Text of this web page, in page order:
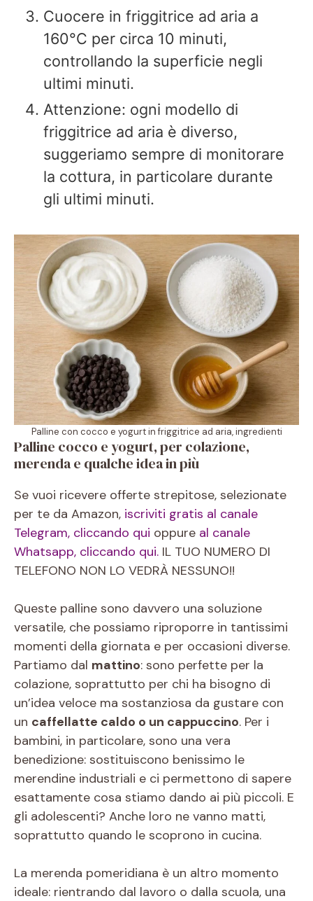
Cuocere in friggitrice ad aria a
160°C per circa 10 minuti,
controllando la superficie negli
ultimi minuti.
Attenzione: ogni modello di
friggitrice ad aria è diverso,
suggeriamo sempre di monitorare
la cottura, in particolare durante
gli ultimi minuti.
Palline con cocco e yogurt in friggitrice ad aria, ingredienti
Palline cocco e yogurt, per colazione,
merenda e qualche idea in più
Se vuoi ricevere offerte strepitose, selezionate
per te da Amazon, iscriviti gratis al canale
Telegram, cliccando qui oppure al canale
Whatsapp, cliccando qui. IL TUO NUMERO DI
TELEFONO NON LO VEDRÀ NESSUNO!!
Queste palline sono davvero una soluzione
versatile, che possiamo riproporre in tantissimi
momenti della giornata e per occasioni diverse.
Partiamo dal mattino: sono perfette per la
colazione, soprattutto per chi ha bisogno di
un’idea veloce ma sostanziosa da gustare con
un caffellatte caldo o un cappuccino. Per i
bambini, in particolare, sono una vera
benedizione: sostituiscono benissimo le
merendine industriali e ci permettono di sapere
esattamente cosa stiamo dando ai più piccoli. E
gli adolescenti? Anche loro ne vanno matti,
soprattutto quando le scoprono in cucina.
La merenda pomeridiana è un altro momento
ideale: rientrando dal lavoro o dalla scuola, una